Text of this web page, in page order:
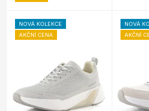
NOVÁ KOLEKCE
AKČNÍ CENA
NOVÁ
AKČNÍ